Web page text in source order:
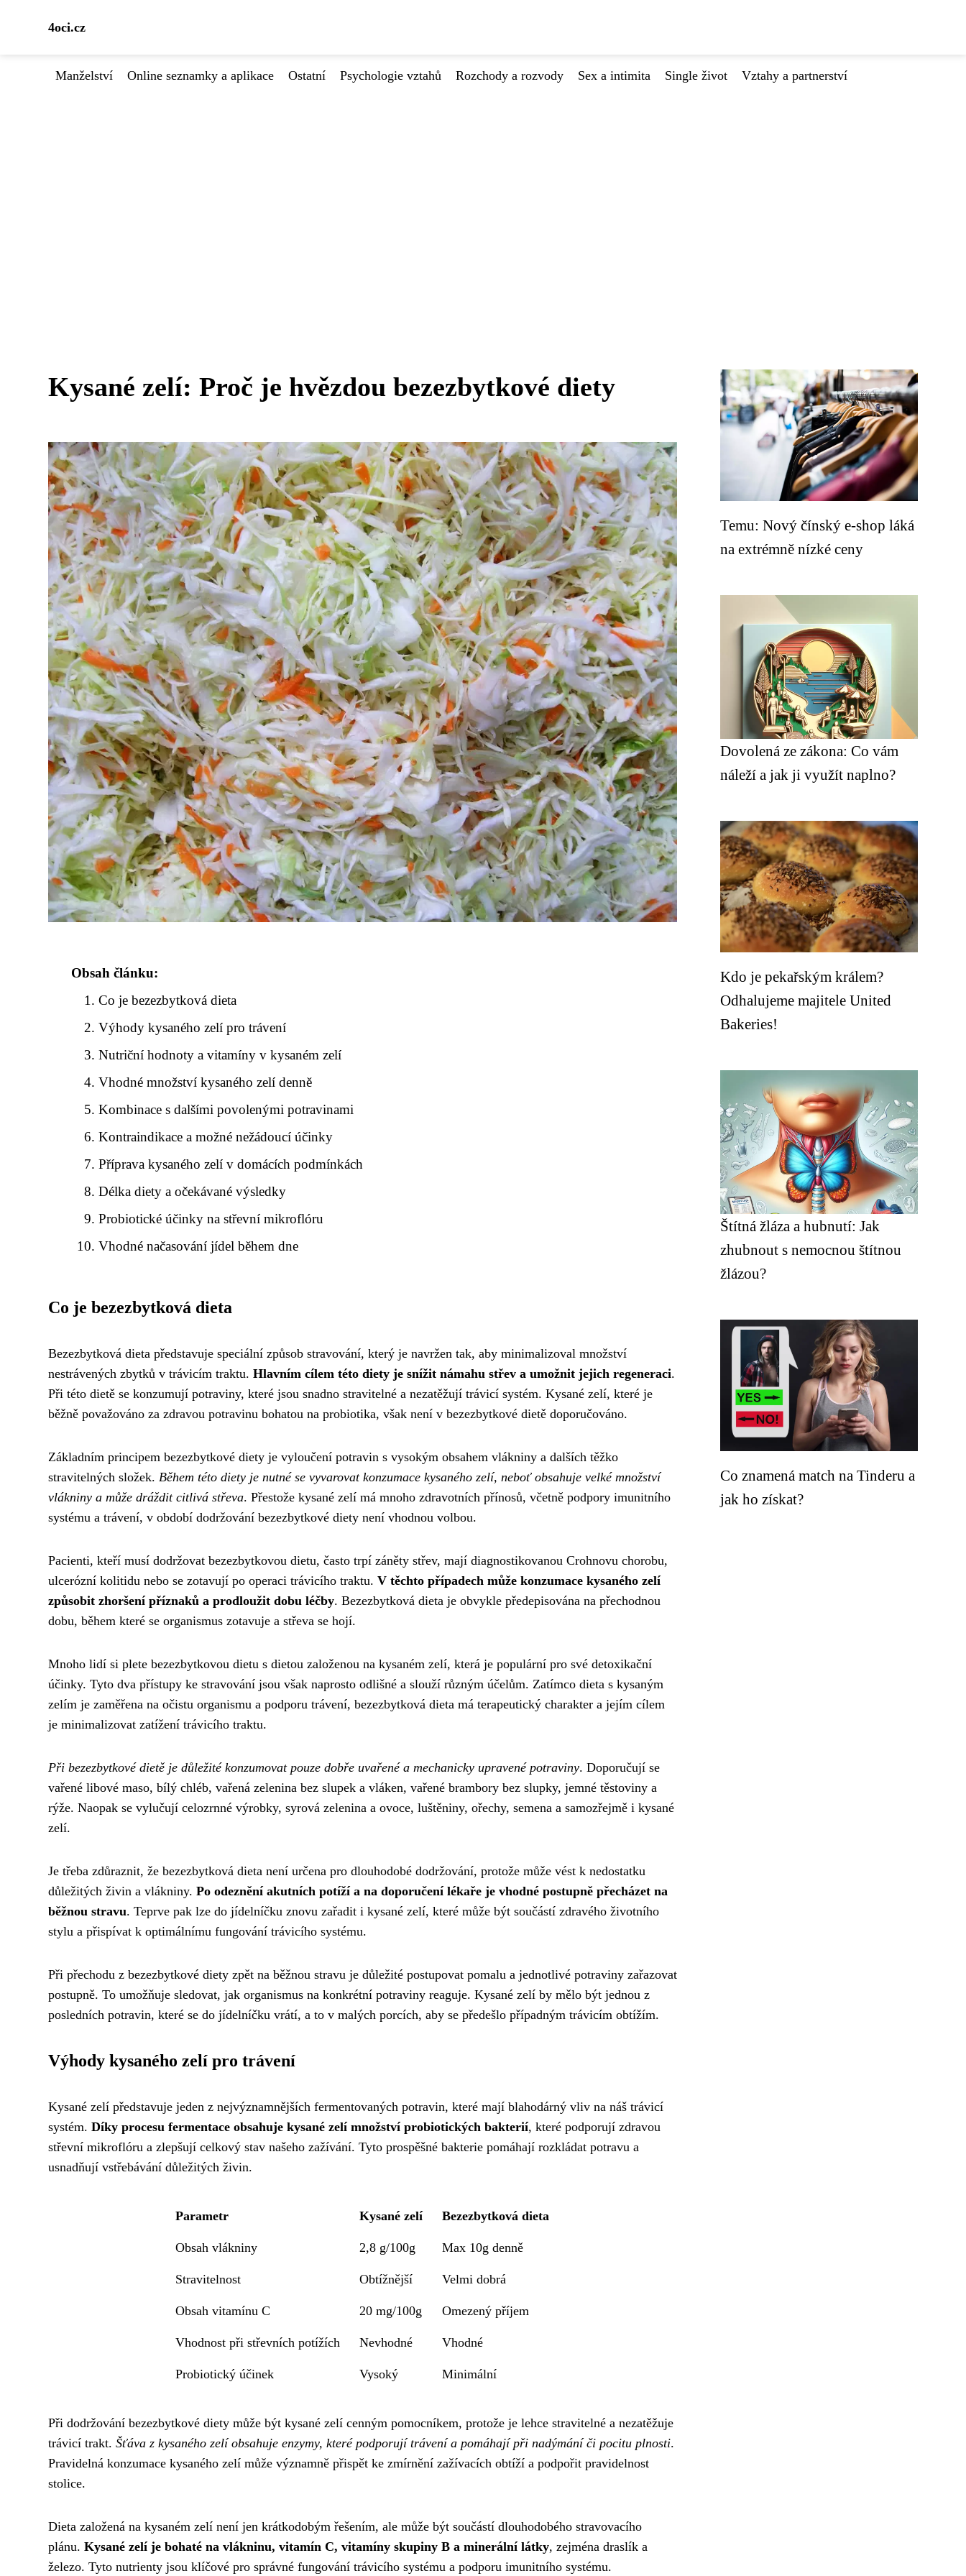
4oci.cz
Manželství Online seznamky a aplikace Ostatní Psychologie vztahů Rozchody a rozvody Sex a intimita Single život Vztahy a partnerství
Kysané zelí: Proč je hvězdou bezezbytkové diety
Obsah článku:
Co je bezezbytková dieta
Výhody kysaného zelí pro trávení
Nutriční hodnoty a vitamíny v kysaném zelí
Vhodné množství kysaného zelí denně
Kombinace s dalšími povolenými potravinami
Kontraindikace a možné nežádoucí účinky
Příprava kysaného zelí v domácích podmínkách
Délka diety a očekávané výsledky
Probiotické účinky na střevní mikroflóru
Vhodné načasování jídel během dne
Co je bezezbytková dieta
Bezezbytková dieta představuje speciální způsob stravování, který je navržen tak, aby minimalizoval množství
nestrávených zbytků v trávicím traktu. Hlavním cílem této diety je snížit námahu střev a umožnit jejich regeneraci.
Při této dietě se konzumují potraviny, které jsou snadno stravitelné a nezatěžují trávicí systém. Kysané zelí, které je
běžně považováno za zdravou potravinu bohatou na probiotika, však není v bezezbytkové dietě doporučováno.
Základním principem bezezbytkové diety je vyloučení potravin s vysokým obsahem vlákniny a dalších těžko
stravitelných složek. Během této diety je nutné se vyvarovat konzumace kysaného zelí, neboť obsahuje velké množství
vlákniny a může dráždit citlivá střeva. Přestože kysané zelí má mnoho zdravotních přínosů, včetně podpory imunitního
systému a trávení, v období dodržování bezezbytkové diety není vhodnou volbou.
Pacienti, kteří musí dodržovat bezezbytkovou dietu, často trpí záněty střev, mají diagnostikovanou Crohnovu chorobu,
ulcerózní kolitidu nebo se zotavují po operaci trávicího traktu. V těchto případech může konzumace kysaného zelí
způsobit zhoršení příznaků a prodloužit dobu léčby. Bezezbytková dieta je obvykle předepisována na přechodnou
dobu, během které se organismus zotavuje a střeva se hojí.
Mnoho lidí si plete bezezbytkovou dietu s dietou založenou na kysaném zelí, která je populární pro své detoxikační
účinky. Tyto dva přístupy ke stravování jsou však naprosto odlišné a slouží různým účelům. Zatímco dieta s kysaným
zelím je zaměřena na očistu organismu a podporu trávení, bezezbytková dieta má terapeutický charakter a jejím cílem
je minimalizovat zatížení trávicího traktu.
Při bezezbytkové dietě je důležité konzumovat pouze dobře uvařené a mechanicky upravené potraviny. Doporučují se
vařené libové maso, bílý chléb, vařená zelenina bez slupek a vláken, vařené brambory bez slupky, jemné těstoviny a
rýže. Naopak se vylučují celozrnné výrobky, syrová zelenina a ovoce, luštěniny, ořechy, semena a samozřejmě i kysané
zelí.
Je třeba zdůraznit, že bezezbytková dieta není určena pro dlouhodobé dodržování, protože může vést k nedostatku
důležitých živin a vlákniny. Po odeznění akutních potíží a na doporučení lékaře je vhodné postupně přecházet na
běžnou stravu. Teprve pak lze do jídelníčku znovu zařadit i kysané zelí, které může být součástí zdravého životního
stylu a přispívat k optimálnímu fungování trávicího systému.
Při přechodu z bezezbytkové diety zpět na běžnou stravu je důležité postupovat pomalu a jednotlivé potraviny zařazovat
postupně. To umožňuje sledovat, jak organismus na konkrétní potraviny reaguje. Kysané zelí by mělo být jednou z
posledních potravin, které se do jídelníčku vrátí, a to v malých porcích, aby se předešlo případným trávicím obtížím.
Výhody kysaného zelí pro trávení
Kysané zelí představuje jeden z nejvýznamnějších fermentovaných potravin, které mají blahodárný vliv na náš trávicí
systém. Díky procesu fermentace obsahuje kysané zelí množství probiotických bakterií, které podporují zdravou
střevní mikroflóru a zlepšují celkový stav našeho zažívání. Tyto prospěšné bakterie pomáhají rozkládat potravu a
usnadňují vstřebávání důležitých živin.
Parametr Kysané zelí Bezezbytková dieta
Obsah vlákniny 2,8 g/100g Max 10g denně
Stravitelnost Obtížnější Velmi dobrá
Obsah vitamínu C 20 mg/100g Omezený příjem
Vhodnost při střevních potížích Nevhodné Vhodné
Probiotický účinek Vysoký Minimální
Při dodržování bezezbytkové diety může být kysané zelí cenným pomocníkem, protože je lehce stravitelné a nezatěžuje
trávicí trakt. Šťáva z kysaného zelí obsahuje enzymy, které podporují trávení a pomáhají při nadýmání či pocitu plnosti.
Pravidelná konzumace kysaného zelí může významně přispět ke zmírnění zažívacích obtíží a podpořit pravidelnost
stolice.
Dieta založená na kysaném zelí není jen krátkodobým řešením, ale může být součástí dlouhodobého stravovacího
plánu. Kysané zelí je bohaté na vlákninu, vitamín C, vitamíny skupiny B a minerální látky, zejména draslík a
železo. Tyto nutrienty jsou klíčové pro správné fungování trávicího systému a podporu imunitního systému.
Temu: Nový čínský e-shop láká
na extrémně nízké ceny
Dovolená ze zákona: Co vám
náleží a jak ji využít naplno?
Kdo je pekařským králem?
Odhalujeme majitele United
Bakeries!
Štítná žláza a hubnutí: Jak
zhubnout s nemocnou štítnou
žlázou?
Co znamená match na Tinderu a
jak ho získat?